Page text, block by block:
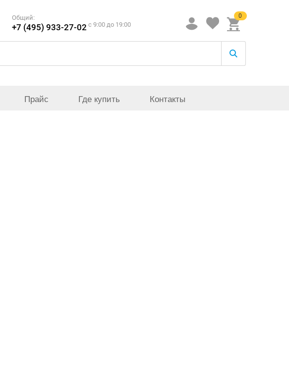
Общий:
+7 (495) 933-27-02 c 9:00 до 19:00
0
Прайс Где купить Контакты